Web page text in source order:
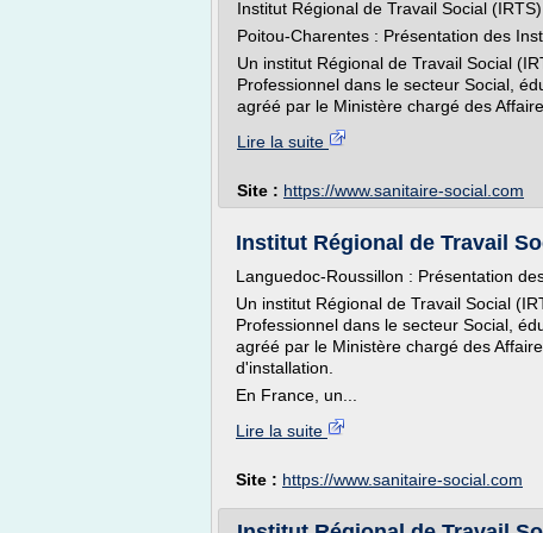
Institut Régional de Travail Social
Poitou-Charentes : Présentation des
Un institut Régional de Travail Social
Professionnel dans le secteur Social,
agréé par le Ministère chargé des
Lire la suite
Site : https://www.sanitaire-social.com
Institut Régional de Travail
Languedoc-Roussillon : Présentation
Un institut Régional de Travail Social
Professionnel dans le secteur Social,
agréé par le Ministère chargé des
d'installation.
En France, un...
Lire la suite
Site : https://www.sanitaire-social.com